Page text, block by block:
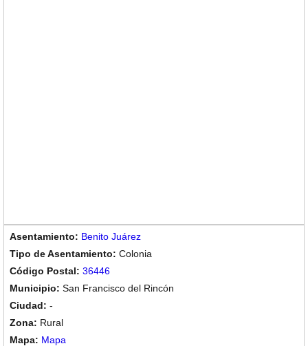
Benito Juárez
Colonia
36446
San Francisco del Rincón
-
Rural
Mapa